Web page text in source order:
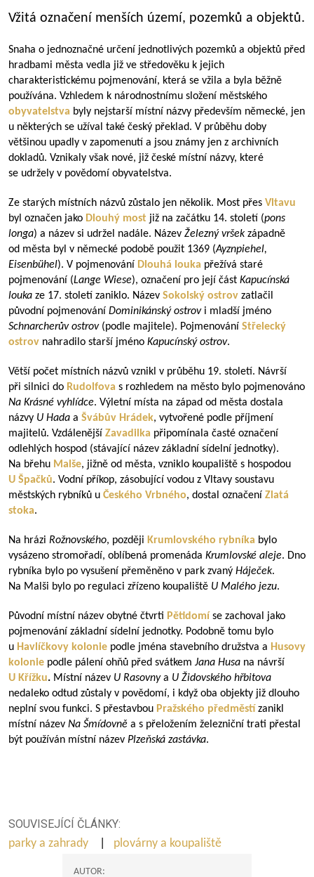
Vžitá označení menších území, pozemků a objektů.
Snaha o jednoznačné určení jednotlivých pozemků a objektů před
hradbami města vedla již ve středověku k jejich
charakteristickému pojmenování, která se vžila a byla běžně
používána. Vzhledem k národnostnímu složení městského
obyvatelstva byly nejstarší místní názvy především německé, jen
u některých se užíval také český překlad. V průběhu doby
většinou upadly v zapomenutí a jsou známy jen z archivních
dokladů. Vznikaly však nové, již české místní názvy, které
se udržely v povědomí obyvatelstva.
Ze starých místních názvů zůstalo jen několik. Most přes Vltavu
byl označen jako Dlouhý most již na začátku 14. století (pons
longa) a název si udržel nadále. Název Železný vršekzápadně
od města byl v německé podobě použit 1369 (Ayznpiehel,
Eisenbühel). V pojmenování Dlouhá louka přežívá staré
pojmenování (Lange Wiese), označení pro její část Kapucínská
louka ze 17. století zaniklo. Název Sokolský ostrov zatlačil
původní pojmenování Dominikánský ostrovi mladší jméno
Schnarcherův ostrov(podle majitele). Pojmenování Střelecký
ostrov nahradilo starší jméno Kapucínský ostrov.
Větší počet místních názvů vznikl v průběhu 19. století. Návrší
při silnici do Rudolfova s rozhledem na město bylo pojmenováno
Na Krásné vyhlídce. Výletní místa na západ od města dostala
názvy U Hada a Švábův Hrádek, vytvořené podle příjmení
majitelů. Vzdálenější Zavadilka připomínala časté označení
odlehlých hospod (stávající název základní sídelní jednotky).
Na břehu Malše, jižně od města, vzniklo koupaliště s hospodou
U Špačků. Vodní příkop, zásobující vodou z Vltavy soustavu
městských rybníků u Českého Vrbného, dostal označení Zlatá
stoka.
Na hrázi Rožnovského, později Krumlovského rybníka bylo
vysázeno stromořadí, oblíbená promenáda Krumlovské aleje. Dno
rybníka bylo po vysušení přeměněno v park zvaný Háječek.
Na Malši bylo po regulaci zřízeno koupaliště U Malého jezu.
Původní místní název obytné čtvrti Pětidomí se zachoval jako
pojmenování základní sídelní jednotky. Podobně tomu bylo
u Havlíčkovy kolonie podle jména stavebního družstva a Husovy
kolonie podle pálení ohňů před svátkem Jana Husa na návrší
U Křížku. Místní název U Rasovnya U Židovského hřbitova
nedaleko odtud zůstaly v povědomí, i když oba objekty již dlouho
neplní svou funkci. S přestavbou Pražského předměstí zanikl
místní název Na Šmídovně a s přeložením železniční trati přestal
být používán místní název Plzeňská zastávka.
SOUVISEJÍCÍ ČLÁNKY:
parky a zahrady
plovárny a koupaliště
AUTOR: